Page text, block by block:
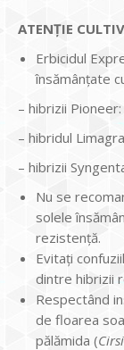
ATENŢIE
Erbicidul
însămânţate
– hibrizii
– hibridul
– hibrizii
Nu se
solele
rezistență.
Evitaţi
dintre hibrizii
Respectând
de floarea
pălămida (